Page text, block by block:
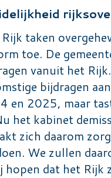
taken
toe. De
vanuit het
bijdragen
en 2025, maar
het kabinet
zich daarom
We zullen
hopen dat het Rijk